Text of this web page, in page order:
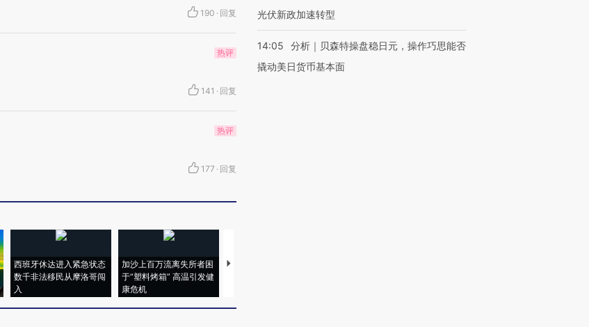
190 · 回复
热评
141 · 回复
热评
177 · 回复
西班牙休达进入紧急状态
数千非法移民从摩洛哥闯
入
加沙上百万流离失所者困
于“塑料烤箱” 高温引发健
康危机
视线｜HYROX的吸金
光伏新政加速转型
14:05
分析｜贝森特操盘稳日元，操作巧思能否
撬动美日货币基本面